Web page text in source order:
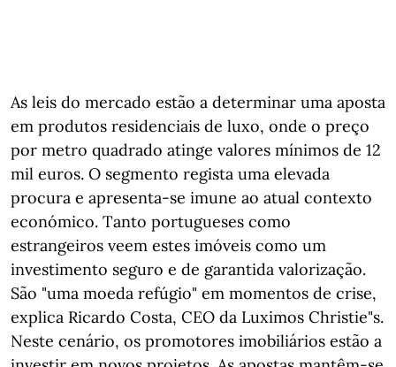
As leis do mercado estão a determinar uma aposta
em produtos residenciais de luxo, onde o preço
por metro quadrado atinge valores mínimos de 12
mil euros. O segmento regista uma elevada
procura e apresenta-se imune ao atual contexto
económico. Tanto portugueses como
estrangeiros veem estes imóveis como um
investimento seguro e de garantida valorização.
São "uma moeda refúgio" em momentos de crise,
explica Ricardo Costa, CEO da Luximos Christie"s.
Neste cenário, os promotores imobiliários estão a